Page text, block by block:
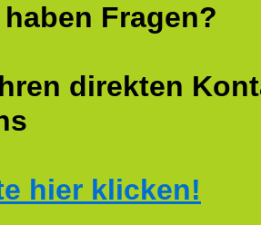
Fragen?
direkten
hier klicken!